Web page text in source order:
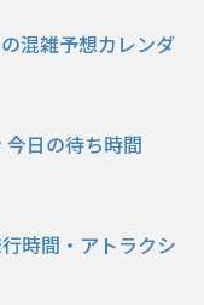
混雑予想カレンダ
日の待ち時間
時間・アトラクシ